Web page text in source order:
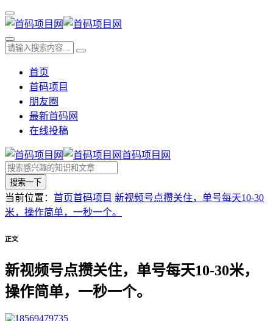
首页
首码项目
朋友圈
最新首码网
在线投稿
首码项目网
搜索一下
当前位置： 首页首码项目 新视频号点攒关住，单号每天10-30
米，操作简单，一秒一个。
正文
新视频号点攒关住，单号每天10-30米，
操作简单，一秒一个。